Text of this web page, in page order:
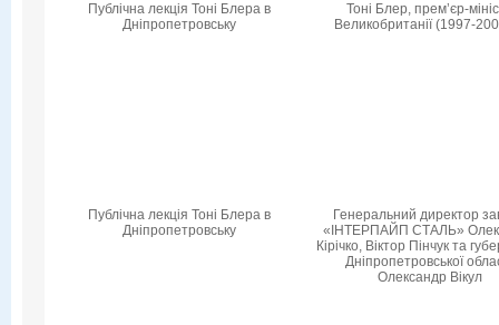
Публічна лекція Тоні Блера в
Дніпропетровську
Тоні Блер, прем’єр-
Великобританії (1997-
Публічна лекція Тоні Блера в
Дніпропетровську
Генеральний директор
«ІНТЕРПАЙП СТАЛЬ»
Кірічко, Віктор Пінчук та
Дніпропетровської
Олександр Вікул